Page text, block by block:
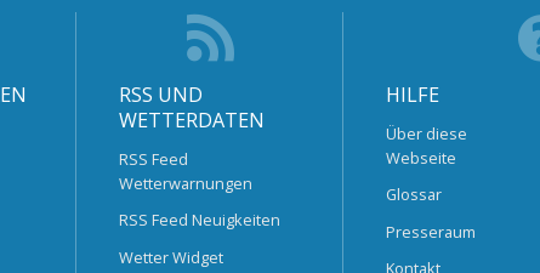
RSS UND
WETTERDATEN
RSS Feed
Wetterwarnungen
RSS Feed Neuigkeiten
Wetter Widget
HILFE
Über diese
Webseite
Glossar
Presseraum
Kontakt